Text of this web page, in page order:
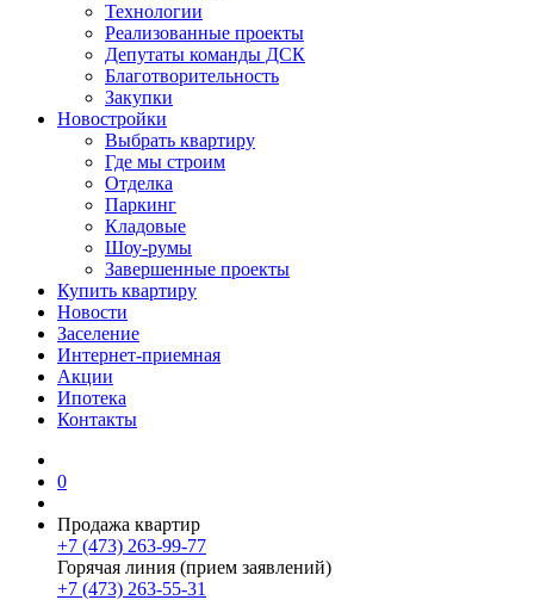
Технологии
Реализованные проекты
Депутаты команды ДСК
Благотворительность
Закупки
Новостройки
Выбрать квартиру
Где мы строим
Отделка
Паркинг
Кладовые
Шоу-румы
Завершенные проекты
Купить квартиру
Новости
Заселение
Интернет-приемная
Акции
Ипотека
Контакты
0
Продажа квартир
+7 (473) 263-99-77
Горячая линия (прием заявлений)
+7 (473) 263-55-31